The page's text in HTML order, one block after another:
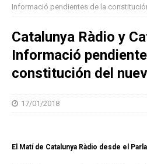
Informació pendientes de la
Catalunya Ràdio y
Informació
constitución del
17/01/2018
El Matí de Catalunya Ràdio desde el